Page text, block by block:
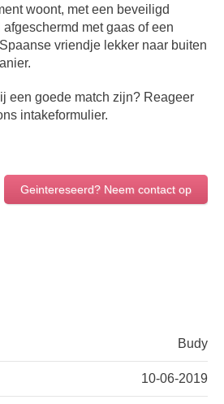
woont, met een beveiligd
met gaas of een
vriendje lekker naar buiten
een goede match zijn? Reageer
intakeformulier.
Geintereseerd? Neem contact op
Budy
10-06-2019